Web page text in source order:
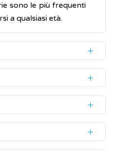
sono le più frequenti
a qualsiasi età.
interessare alcuni
nei casi gravi, tutti i
che portano
sono causate da
ed eterogeneità delle
il medico deve